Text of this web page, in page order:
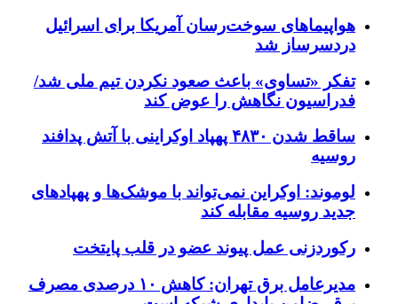
هواپیماهای سوخت‌رسان آمریکا برای اسرائیل
دردسرساز شد
تفکر «تساوی» باعث صعود نکردن تیم ملی شد/
فدراسیون نگاهش را عوض کند
ساقط شدن ۴۸۳۰ پهپاد اوکراینی با آتش پدافند
روسیه
لوموند: اوکراین نمی‌تواند با موشک‌ها و پهپادهای
جدید روسیه مقابله کند
رکوردزنی عمل پیوند عضو در قلب پایتخت
مدیرعامل برق تهران: کاهش ۱۰ درصدی مصرف